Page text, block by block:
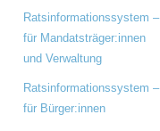
Ratsinformationssystem –
für Mandatsträger:innen
und Verwaltung
Ratsinformationssystem –
für Bürger:innen